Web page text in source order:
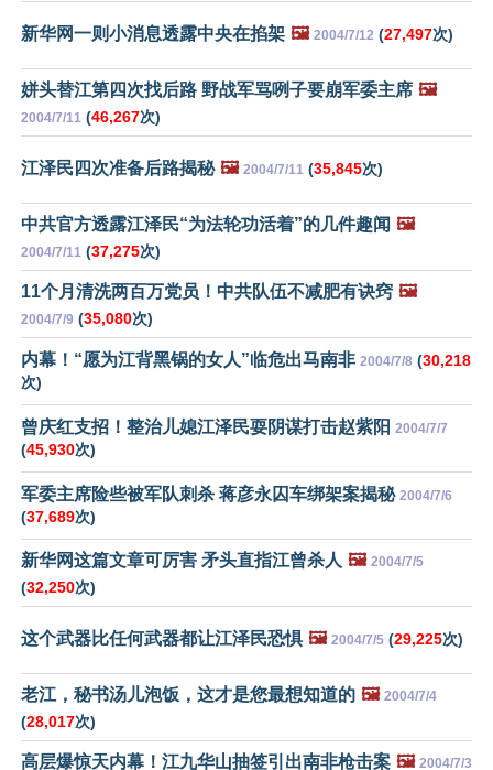
新华网一则小消息透露中央在掐架 🖼️ 2004/7/12 (27,497次)
姘头替江第四次找后路 野战军骂咧子要崩军委主席 🖼️
2004/7/11 (46,267次)
江泽民四次准备后路揭秘 🖼️ 2004/7/11 (35,845次)
中共官方透露江泽民“为法轮功活着”的几件趣闻 🖼️
2004/7/11 (37,275次)
11个月清洗两百万党员！中共队伍不减肥有诀窍 🖼️
2004/7/9 (35,080次)
内幕！“愿为江背黑锅的女人”临危出马南非 2004/7/8 (30,218
次)
曾庆红支招！整治儿媳江泽民耍阴谋打击赵紫阳 2004/7/7
(45,930次)
军委主席险些被军队刺杀 蒋彦永囚车绑架案揭秘 2004/7/6
(37,689次)
新华网这篇文章可厉害 矛头直指江曾杀人 🖼️ 2004/7/5
(32,250次)
这个武器比任何武器都让江泽民恐惧 🖼️ 2004/7/5 (29,225次)
老江，秘书汤儿泡饭，这才是您最想知道的 🖼️ 2004/7/4
(28,017次)
高层爆惊天内幕！江九华山抽签引出南非枪击案 🖼️ 2004/7/3